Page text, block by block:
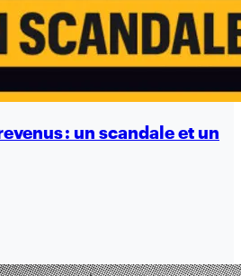
: un scandale et un